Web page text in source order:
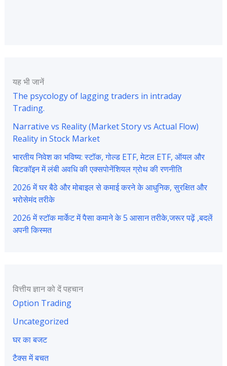
यह भी जानें
The psycology of lagging traders in intraday
Trading.
Narrative vs Reality (Market Story vs Actual Flow)
Reality in Stock Market
भारतीय निवेश का भविष्य: स्टॉक, गोल्ड ETF, मेटल ETF, ऑयल और
बिटकॉइन में लंबी अवधि की एक्सपोनेंशियल ग्रोथ की रणनीति
2026 में घर बैठे और मोबाइल से कमाई करने के आधुनिक, सुरक्षित और
भरोसेमंद तरीके
2026 में स्टॉक मार्केट में पैसा कमाने के 5 आसान तरीके,जरूर पढ़ें ,बदलें
अपनी किस्मत
वित्तीय ज्ञान को दें पहचान
Option Trading
Uncategorized
घर का बजट
टैक्स में बचत